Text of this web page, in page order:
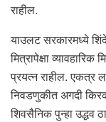
राहील.
याउलट सरकारमध्ये
मित्रापेक्षा
प्रयत्न राहील. एकत्र
निवडणुकीत अगदी
शिवसैनिक पुन्हा